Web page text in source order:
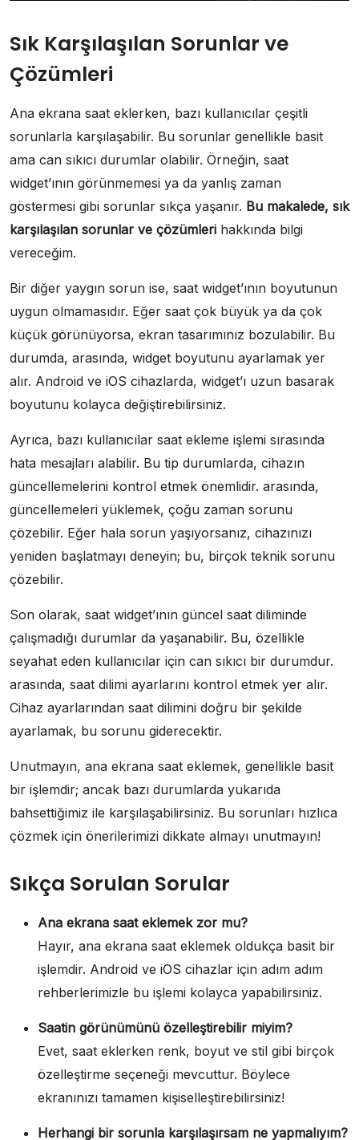
Sık Karşılaşılan Sorunlar ve
Çözümleri
Ana ekrana saat eklerken, bazı kullanıcılar çeşitli
sorunlarla karşılaşabilir. Bu sorunlar genellikle basit
ama can sıkıcı durumlar olabilir. Örneğin, saat
widget’ının görünmemesi ya da yanlış zaman
göstermesi gibi sorunlar sıkça yaşanır. Bu makalede, sık
karşılaşılan sorunlar ve çözümleri hakkında bilgi
vereceğim.
Bir diğer yaygın sorun ise, saat widget’ının boyutunun
uygun olmamasıdır. Eğer saat çok büyük ya da çok
küçük görünüyorsa, ekran tasarımınız bozulabilir. Bu
durumda, arasında, widget boyutunu ayarlamak yer
alır. Android ve iOS cihazlarda, widget’ı uzun basarak
boyutunu kolayca değiştirebilirsiniz.
Ayrıca, bazı kullanıcılar saat ekleme işlemi sırasında
hata mesajları alabilir. Bu tip durumlarda, cihazın
güncellemelerini kontrol etmek önemlidir. arasında,
güncellemeleri yüklemek, çoğu zaman sorunu
çözebilir. Eğer hala sorun yaşıyorsanız, cihazınızı
yeniden başlatmayı deneyin; bu, birçok teknik sorunu
çözebilir.
Son olarak, saat widget’ının güncel saat diliminde
çalışmadığı durumlar da yaşanabilir. Bu, özellikle
seyahat eden kullanıcılar için can sıkıcı bir durumdur.
arasında, saat dilimi ayarlarını kontrol etmek yer alır.
Cihaz ayarlarından saat dilimini doğru bir şekilde
ayarlamak, bu sorunu giderecektir.
Unutmayın, ana ekrana saat eklemek, genellikle basit
bir işlemdir; ancak bazı durumlarda yukarıda
bahsettiğimiz ile karşılaşabilirsiniz. Bu sorunları hızlıca
çözmek için önerilerimizi dikkate almayı unutmayın!
Sıkça Sorulan Sorular
Ana ekrana saat eklemek zor mu?
Hayır, ana ekrana saat eklemek oldukça basit bir
işlemdir. Android ve iOS cihazlar için adım adım
rehberlerimizle bu işlemi kolayca yapabilirsiniz.
Saatin görünümünü özelleştirebilir miyim?
Evet, saat eklerken renk, boyut ve stil gibi birçok
özelleştirme seçeneği mevcuttur. Böylece
ekranınızı tamamen kişiselleştirebilirsiniz!
Herhangi bir sorunla karşılaşırsam ne yapmalıyım?